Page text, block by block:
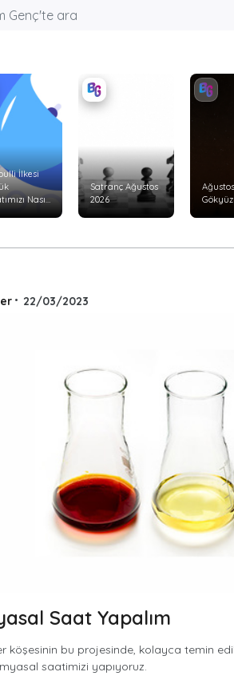
İlkesi
Nasıl
Satranç Ağustos
2026
• 22/03/2023
Saat Yapalım
köşesinin bu projesinde, kolayca temin
saatimizi yapıyoruz.